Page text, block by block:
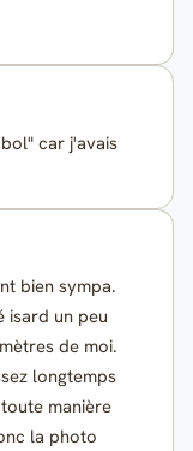
car j'avais
bien sympa.
isard un peu
de moi.
longtemps
manière
la photo